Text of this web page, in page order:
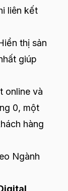
liên kết
thị sản
giúp
online và
0, một
hàng
Ngành